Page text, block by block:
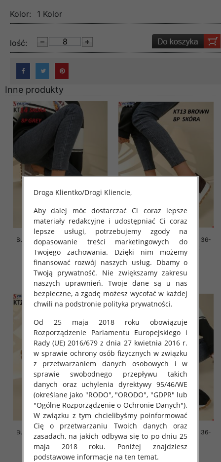
Kolor: 1 Kolor
lość:
Inne produkty
Buty sportowe damskie Roz 36-
41, 1 kolor Paczka 8 szt
88.00 zł
szczegóły
Buty sportowe damskie Roz 36-
41, 1 kolor Paczka 8 szt
88.00 zł
szczegóły
Buty sportowe damskie Roz 36-
41, 1 kolor Paczka 8 szt
88.00 zł
Buty sportowe damskie Roz 36-
41, 1 kolor Paczka 8 szt
88.00 zł
Droga Klientko/Drogi Kliencie,
Aby dalej móc dostarczać Ci coraz lepsze
materiały redakcyjne i udostępniać Ci coraz
lepsze usługi, potrzebujemy zgody na
dopasowanie treści marketingowych do
Twojego zachowania. Dzięki nim możemy
finansować rozwój naszych usług. Dbamy o
Twoją prywatność. Nie zwiększamy zakresu
naszych uprawnień. Twoje dane są u nas
bezpieczne, a zgodę możesz wycofać w każdej
chwili na podstronie polityka prywatności.
Od 25 maja 2018 roku obowiązuje
Rozporządzenie Parlamentu Europejskiego i
Rady (UE) 2016/679 z dnia 27 kwietnia 2016 r.
w sprawie ochrony osób fizycznych w związku
z przetwarzaniem danych osobowych i w
sprawie swobodnego przepływu takich
danych oraz uchylenia dyrektywy 95/46/WE
(określane jako "RODO", "ORODO", "GDPR" lub
"Ogólne Rozporządzenie o Ochronie Danych").
W związku z tym chcielibyśmy poinformować
Cię o przetwarzaniu Twoich danych oraz
zasadach, na jakich odbywa się to po dniu 25
maja 2018 roku. Poniżej znajdziesz
podstawowe informacje na ten temat.